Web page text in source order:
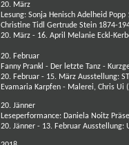
20. März
Lesung: Sonja Henisch Adelheid Popp
Christine Tidl Gertrude Stein 1874-
20. März - 16. April
Melanie Eckl-
20. Februar
Fanny Prankl - Der letzte Tanz -
20. Februar - 15. März Ausstellung:
Evamaria Karpfen - Malerei, Chris Ui
20. Jänner
Leseperformance: Daniela Noitz
20. Jänner - 13. Februar Ausstellung: